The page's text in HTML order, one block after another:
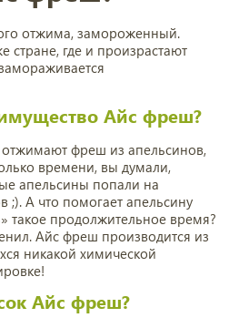
отжима, замороженный.
стране, где и произрастают
Айс фреш?
фреш из апельсинов,
времени, вы думали,
апельсины попали на
;). А что помогает апельсину
» такое продолжительное время?
Айс фреш производится из
никакой химической
Айс фреш?